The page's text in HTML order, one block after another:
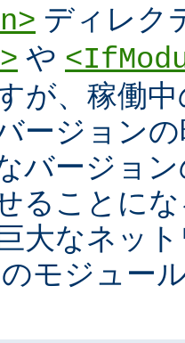
ディレク
や
が、稼働
ージョン
バージョ
ることに
大なネッ
モジュー